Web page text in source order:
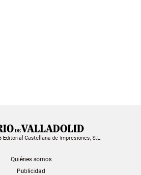
Editorial Castellana de Impresiones, S.L.
Quiénes somos
Publicidad